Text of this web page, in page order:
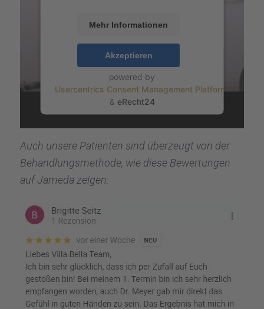
Mehr Informationen
Akzeptieren
powered by
Usercentrics Consent Management Platform
& eRecht24
Auch unsere Patien­ten sind überzeugt von der
Behand­lungs­me­thode, wie diese Bewer­tun­gen
auf Jameda zeigen: